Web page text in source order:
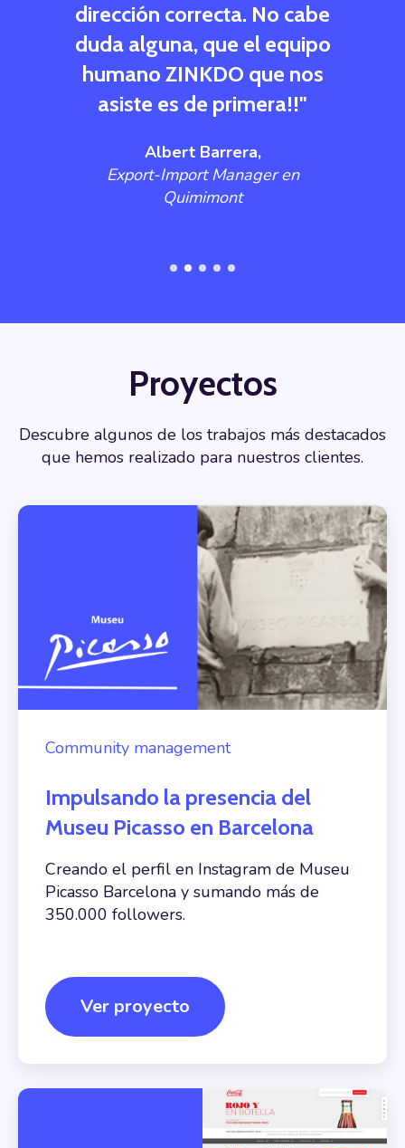
dirección correcta. No cabe
duda alguna, que el equipo
humano ZINKDO que nos
asiste es de primera!!"
Albert Barrera,
Export-Import Manager en
Quimimont
Proyectos
Descubre algunos de los trabajos más destacados
que hemos realizado para nuestros clientes.
Community management
Impulsando la presencia del
Museu Picasso en Barcelona
Creando el perfil en Instagram de Museu
Picasso Barcelona y sumando más de
350.000 followers.
Ver proyecto